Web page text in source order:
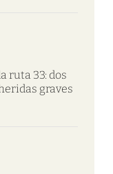
ruta 33: dos
graves